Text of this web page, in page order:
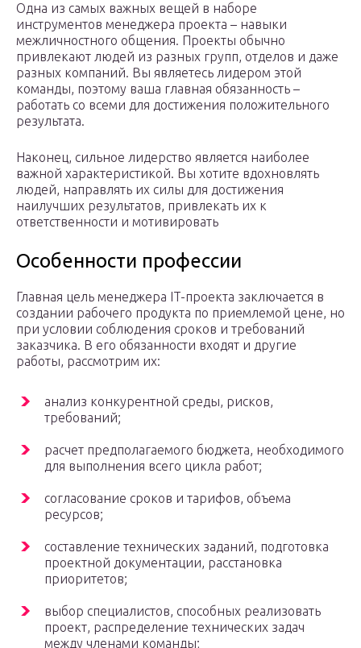
Одна из самых важных вещей в наборе
инструментов менеджера проекта – навыки
межличностного общения. Проекты обычно
привлекают людей из разных групп, отделов и даже
разных компаний. Вы являетесь лидером этой
команды, поэтому ваша главная обязанность –
работать со всеми для достижения положительного
результата.
Наконец, сильное лидерство является наиболее
важной характеристикой. Вы хотите вдохновлять
людей, направлять их силы для достижения
наилучших результатов, привлекать их к
ответственности и мотивировать
Особенности профессии
Главная цель менеджера IT-проекта заключается в
создании рабочего продукта по приемлемой цене, но
при условии соблюдения сроков и требований
заказчика. В его обязанности входят и другие
работы, рассмотрим их:
анализ конкурентной среды, рисков,
требований;
расчет предполагаемого бюджета, необходимого
для выполнения всего цикла работ;
согласование сроков и тарифов, объема
ресурсов;
составление технических заданий, подготовка
проектной документации, расстановка
приоритетов;
выбор специалистов, способных реализовать
проект, распределение технических задач
между членами команды;